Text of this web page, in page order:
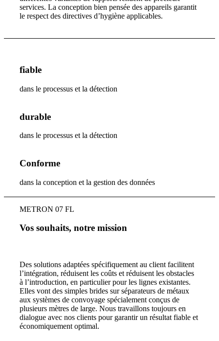
services. La conception bien pensée des appareils garantit
le respect des directives d’hygiène applicables.
fiable
dans le processus et la détection
durable
dans le processus et la détection
Conforme
dans la conception et la gestion des données
METRON 07 FL
Vos souhaits, notre mission
Des solutions adaptées spécifiquement au client facilitent
l’intégration, réduisent les coûts et réduisent les obstacles
à l’introduction, en particulier pour les lignes existantes.
Elles vont des simples brides sur séparateurs de métaux
aux systèmes de convoyage spécialement conçus de
plusieurs mètres de large. Nous travaillons toujours en
dialogue avec nos clients pour garantir un résultat fiable et
économiquement optimal.